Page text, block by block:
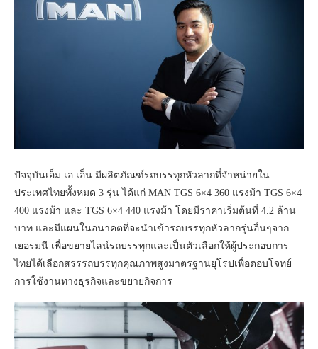
ปัจจุบันเอ็ม เอ เอ็น มีผลิตภัณฑ์รถบรรทุกหัวลากที่จำหน่ายใน
ประเทศไทยทั้งหมด 3 รุ่น ได้แก่ MAN TGS 6×4 360 แรงม้า TGS 6×4
400 แรงม้า และ TGS 6×4 440 แรงม้า โดยมีราคาเริ่มต้นที่ 4.2 ล้าน
บาท และมีแผนในอนาคตที่จะนำเข้ารถบรรทุกหัวลากรุ่นอื่นๆจาก
เยอรมนี เพื่อขยายไลน์รถบรรทุกและเป็นตัวเลือกให้ผู้ประกอบการ
ไทยได้เลือกสรรรถบรรทุกคุณภาพสูงมาตรฐานยุโรปเพื่อตอบโจทย์
การใช้งานทางธุรกิจและขยายกิจการ